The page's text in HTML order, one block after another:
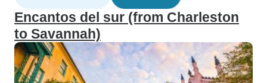
Encantos del sur (from Charleston
to Savannah)